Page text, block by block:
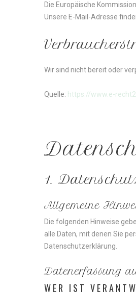
Die Europäische
Unsere E-Mail-Adresse
Wir sind nicht bereit oder
Quelle: https://www.e-
1.
Allgemeine
Die folgenden Hinweise
alle Daten, mit denen Sie
Datenschutzerklärung.
Datenerfassung
WER IST